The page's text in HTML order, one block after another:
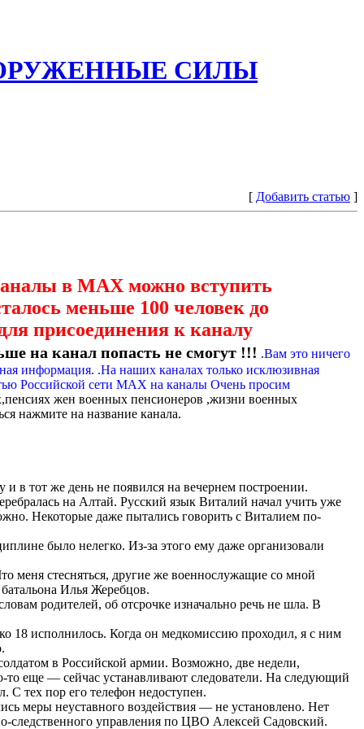
СИЛЫ
[ Добавить статью ]
в МАХ можно вступить
меньше 100 человек до
присоединения к каналу
на канал попасть не смогут !!! .Вам это ничего
информация. .На наших каналах только исклюзивная
Российской сети МАХ на каналы Очень просим
жен военных пенсионеров ,жизни военных
нажмите на название канала.
в тот же день не появился на вечернем построении.
на Алтай. Русский язык Виталий начал учить уже
Некоторые даже пытались говорить с Виталием по-
было нелегко. Из-за этого ему даже организовали
меня стесняться, другие же военнослужащие со мной
Илья Жеребцов.
родителей, об отсрочке изначально речь не шла. В
18 исполнилось. Когда он медкомиссию проходил, я с ним
в Российской армии. Возможно, две недели,
то еще — сейчас устанавливают следователи. На следующий
С тех пор его телефон недоступен.
меры неуставного воздействия — не установлено. Нет
следственного управления по ЦВО Алексей Садовский.